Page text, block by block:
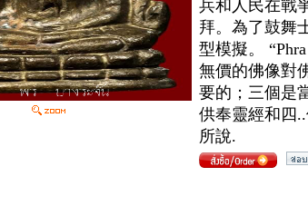
兵和人民在戰
拜。為了鼓舞
型模擬。
無價的佛像對
要的；三個是
供奉靈經和四
所說.